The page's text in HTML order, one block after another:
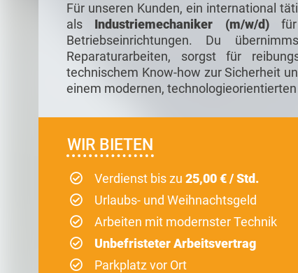
Für unseren Kunden, ein international
als Industriemechaniker (m/w/d)für
Betriebseinrichtungen. Du
Reparaturarbeiten, sorgst für
technischem Know-how zur Sicherheit
einem modernen,
WIR BIETEN
Verdienst bis zu 25,00 € / Std.
Urlaubs- und Weihnachtsgeld
Arbeiten mit modernster Technik
Unbefristeter Arbeitsvertrag
Parkplatz vor Ort